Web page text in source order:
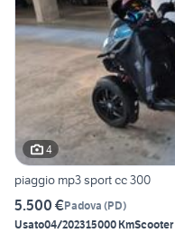
4
piaggio mp3 sport cc 300
5.500 €Padova (PD)
Usato04/202315000 KmScooter